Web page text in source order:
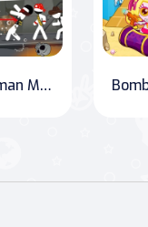
Stickman Maverick: The Ultimate Bad Boys Massacre